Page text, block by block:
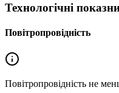
Технологічні
Повітропровідність
Повітропровідність не